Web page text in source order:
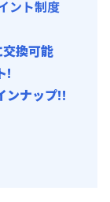
ント制度
交換可能
!
ンナップ!!